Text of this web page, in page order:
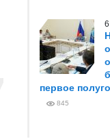
первое
845